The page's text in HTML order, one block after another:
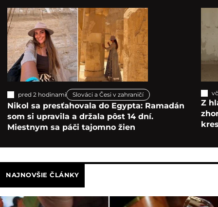
pred 2 hodinami Slováci a Česi v zahraničí
Nikol sa presťahovala do Egypta: Ramadán
som si upravila a držala pôst 14 dní.
Miestnym sa páči tajomno žien
Z
NAJNOVŠIE ČLÁNKY